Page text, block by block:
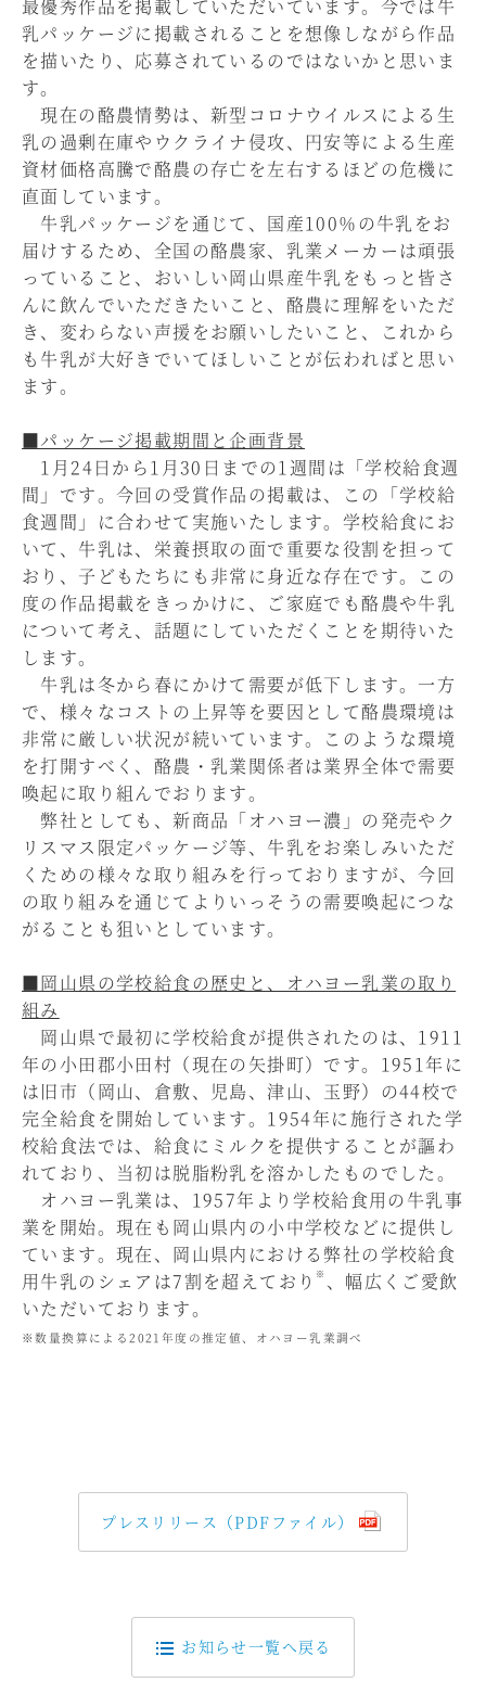
最優秀作品を掲載していただいています。今では牛
乳パッケージに掲載されることを想像しながら作品
を描いたり、応募されているのではないかと思いま
す。
現在の酪農情勢は、新型コロナウイルスによる生
乳の過剰在庫やウクライナ侵攻、円安等による生産
資材価格高騰で酪農の存亡を左右するほどの危機に
直面しています。
牛乳パッケージを通じて、国産100％の牛乳をお
届けするため、全国の酪農家、乳業メーカーは頑張
っていること、おいしい岡山県産牛乳をもっと皆さ
んに飲んでいただきたいこと、酪農に理解をいただ
き、変わらない声援をお願いしたいこと、これから
も牛乳が大好きでいてほしいことが伝わればと思い
ます。
■パッケージ掲載期間と企画背景
1月24日から1月30日までの1週間は「学校給食週
間」です。今回の受賞作品の掲載は、この「学校給
食週間」に合わせて実施いたします。学校給食にお
いて、牛乳は、栄養摂取の面で重要な役割を担って
おり、子どもたちにも非常に身近な存在です。この
度の作品掲載をきっかけに、ご家庭でも酪農や牛乳
について考え、話題にしていただくことを期待いた
します。
牛乳は冬から春にかけて需要が低下します。一方
で、様々なコストの上昇等を要因として酪農環境は
非常に厳しい状況が続いています。このような環境
を打開すべく、酪農・乳業関係者は業界全体で需要
喚起に取り組んでおります。
弊社としても、新商品「オハヨー濃」の発売やク
リスマス限定パッケージ等、牛乳をお楽しみいただ
くための様々な取り組みを行っておりますが、今回
の取り組みを通じてよりいっそうの需要喚起につな
がることも狙いとしています。
■岡山県の学校給食の歴史と、オハヨー乳業の取り
組み
岡山県で最初に学校給食が提供されたのは、1911
年の小田郡小田村（現在の矢掛町）です。1951年に
は旧市（岡山、倉敷、児島、津山、玉野）の44校で
完全給食を開始しています。1954年に施行された学
校給食法では、給食にミルクを提供することが謳わ
れており、当初は脱脂粉乳を溶かしたものでした。
オハヨー乳業は、1957年より学校給食用の牛乳事
業を開始。現在も岡山県内の小中学校などに提供し
ています。現在、岡山県内における弊社の学校給食
用牛乳のシェアは7割を超えており ※ 、幅広くご愛飲
いただいております。
※数量換算による2021年度の推定値、オハヨー乳業調べ
プレスリリース（PDFファイル）
お知らせ一覧へ戻る